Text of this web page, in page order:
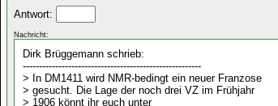
Antwort:
Nachricht: